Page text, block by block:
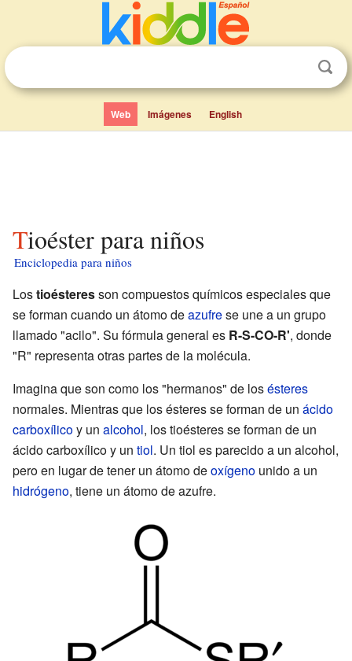
Web Imágenes English
Tioéster para niños
Enciclopedia para niños
Lostioésteresson compuestos químicos especiales que
se forman cuando un átomo deazufrese une a un grupo
llamado "acilo". Su fórmula general es R-S-CO-R', donde
"R" representa otras partes de la molécula.
Imagina que son como los "hermanos" de losésteres
normales. Mientras que los ésteres se forman de un ácido
carboxílicoy un alcohol, los tioésteres se forman de un
ácido carboxílico y un tiol. Un tiol es parecido a un alcohol,
pero en lugar de tener un átomo deoxígeno unido a un
hidrógeno, tiene un átomo de azufre.